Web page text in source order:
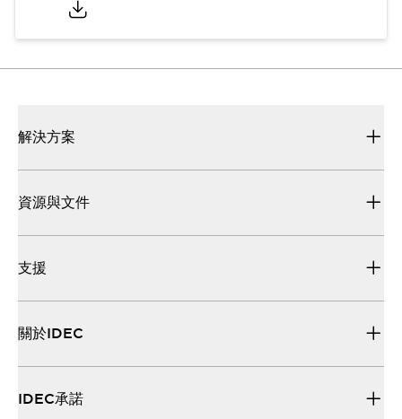
解決方案
資源與文件
支援
關於IDEC
IDEC承諾